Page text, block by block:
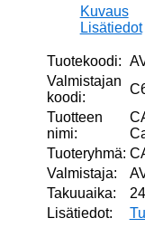
Kuvaus
Lisätiedot
Tuotekoodi:
Valmistajan
koodi:
Tuotteen
nimi:
Tuoteryhmä:
Valmistaja:
Takuuaika:
Lisätiedot: